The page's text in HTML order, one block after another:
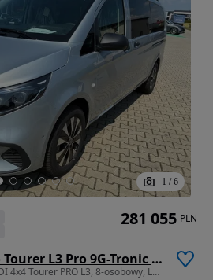
1 / 6
Mercedes-Benz Vito Tourer L3 Pro 9G-Tronic 447.705
1950 cm3 • 163 KM • 116 CDI 4x4 Tourer PRO L3, 8-osobowy, LED, alufelgi, kamera, tempomat
281 055 PLN